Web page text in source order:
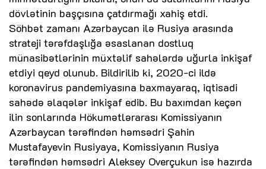
dövlətinin başçısına çatdırmağı xahiş etdi.
Söhbət zamanı Azərbaycan ilə Rusiya arasında
strateji tərəfdaşlığa əsaslanan dostluq
münasibətlərinin müxtəlif sahələrdə uğurla inkişaf
etdiyi qeyd olunub. Bildirilib ki, 2020-ci ildə
koronavirus pandemiyasına baxmayaraq, iqtisadi
sahədə əlaqələr inkişaf edib. Bu baxımdan keçən
ilin sonlarında Hökumətlərarası Komissiyanın
Azərbaycan tərəfindən həmsədri Şahin
Mustafayevin Rusiyaya, Komissiyanın Rusiya
tərəfindən həmsədri Aleksey Overçukun isə hazırda